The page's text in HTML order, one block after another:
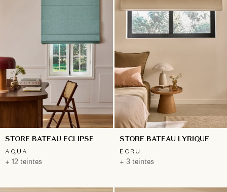
STORE BATEAU ECLIPSE
AQUA
+ 12 teintes
STORE BATEAU LYRIQUE
ECRU
+ 3 teintes